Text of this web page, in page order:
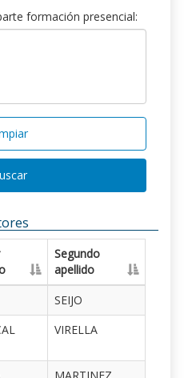
formación presencial:
Segundo
apellido
SEIJO
VIRELLA